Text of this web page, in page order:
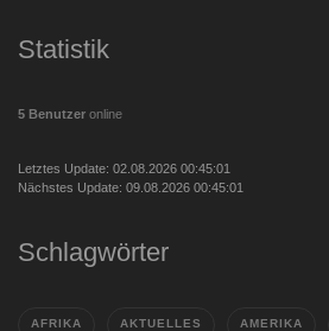
Statistik
5 Benutzer online
Letztes Update: 02.08.2026 00:45:01
Nächstes Update: 09.08.2026 00:45:01
Schlagwörter
AFRIKA AKTUELLES AMERIKA